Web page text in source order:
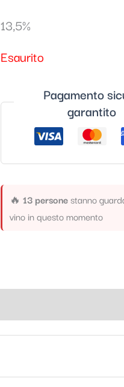
13,5%
Esaurito
Pagamento
garantito
🔥13 personestanno
vino in questo momento